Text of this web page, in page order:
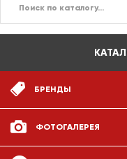
БРЕНДЫ
ФОТОГАЛЕРЕЯ